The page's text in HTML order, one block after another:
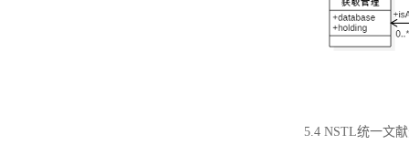
5.4 NSTL统一文